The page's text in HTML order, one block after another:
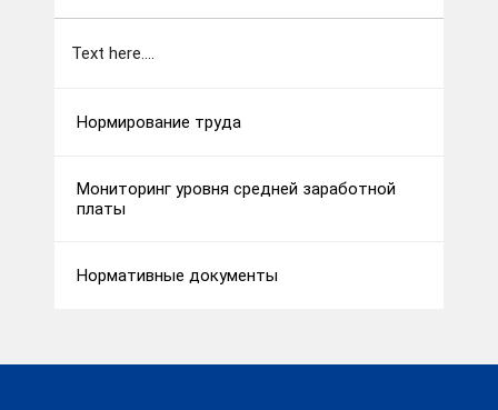
Text here....
Нормирование труда
Мониторинг уровня средней заработной
платы
Нормативные документы